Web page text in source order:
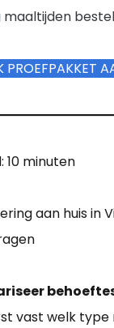
maaltijden
PROEFPAKKET
10 minuten
aan huis in
vast welk